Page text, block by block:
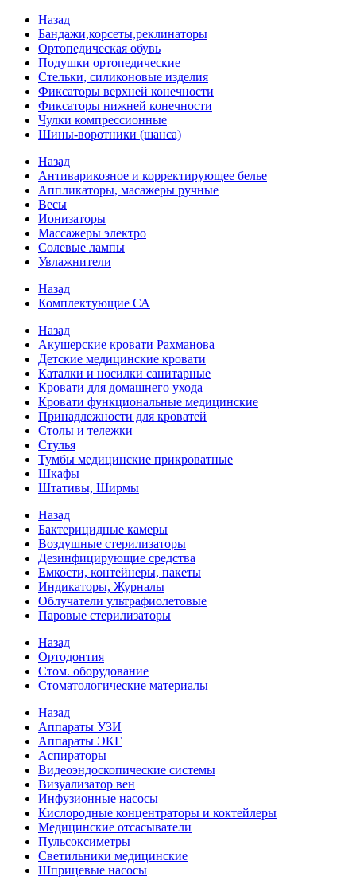
Назад
Бандажи,корсеты,реклинаторы
Ортопедическая обувь
Подушки ортопедические
Стельки, силиконовые изделия
Фиксаторы верхней конечности
Фиксаторы нижней конечности
Чулки компрессионные
Шины-воротники (шанса)
Назад
Антиварикозное и корректирующее белье
Аппликаторы, масажеры ручные
Весы
Ионизаторы
Массажеры электро
Солевые лампы
Увлажнители
Назад
Комплектующие СА
Назад
Акушерские кровати Рахманова
Детские медицинские кровати
Каталки и носилки санитарные
Кровати для домашнего ухода
Кровати функциональные медицинские
Принадлежности для кроватей
Столы и тележки
Стулья
Тумбы медицинские прикроватные
Шкафы
Штативы, Ширмы
Назад
Бактерицидные камеры
Воздушные стерилизаторы
Дезинфицирующие средства
Емкости, контейнеры, пакеты
Индикаторы, Журналы
Облучатели ультрафиолетовые
Паровые стерилизаторы
Назад
Ортодонтия
Стом. оборудование
Стоматологические материалы
Назад
Аппараты УЗИ
Аппараты ЭКГ
Аспираторы
Видеоэндоскопические системы
Визуализатор вен
Инфузионные насосы
Кислородные концентраторы и коктейлеры
Медицинские отсасыватели
Пульсоксиметры
Светильники медицинские
Шприцевые насосы